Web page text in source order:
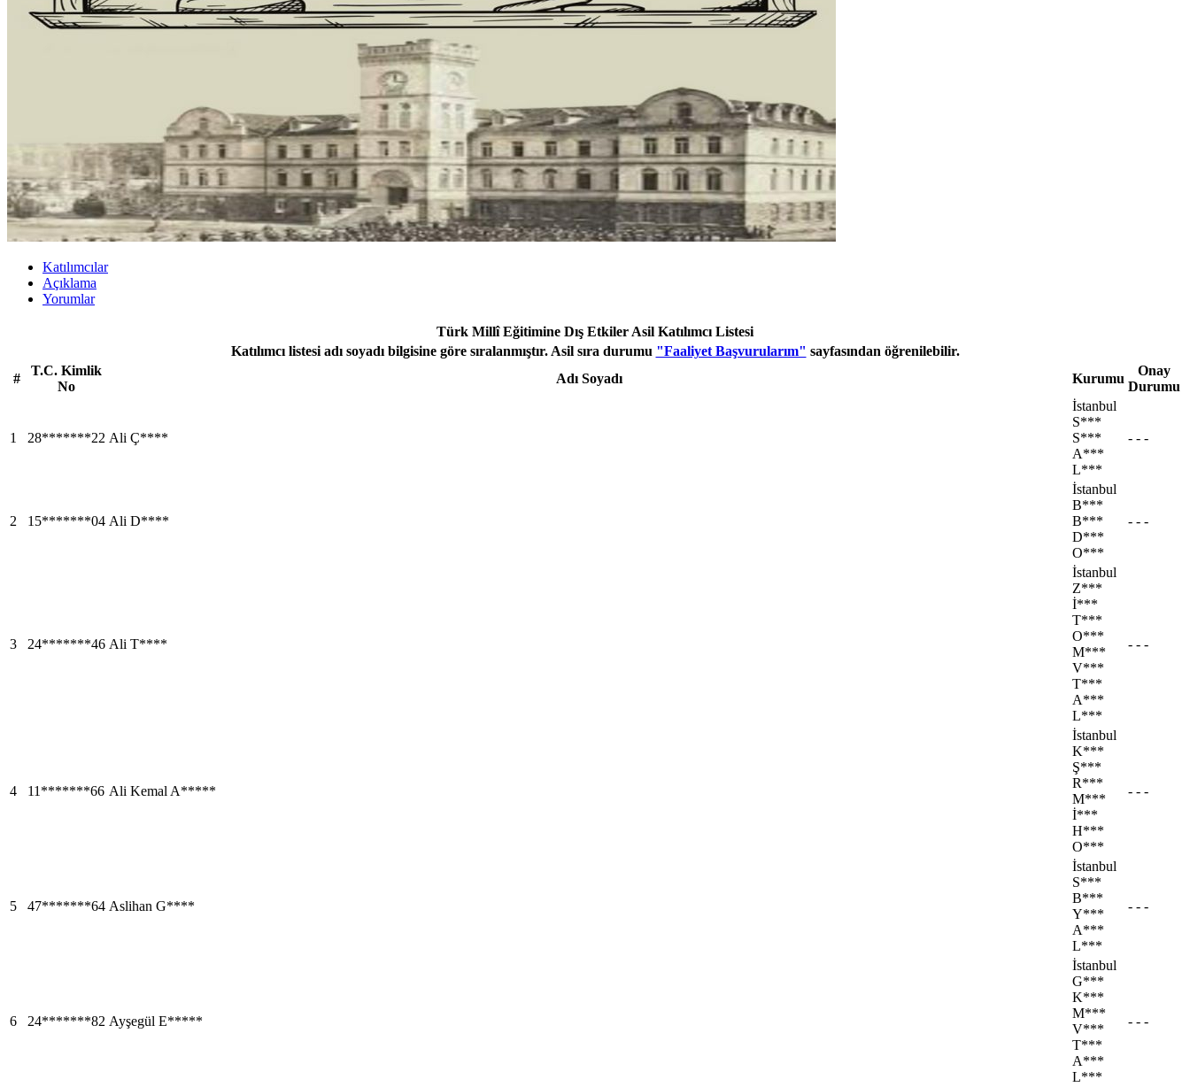
Katılımcılar
Açıklama
Yorumlar
Türk Millî Eğitimine Dış Etkiler Asil Katılımcı Listesi
Katılımcı listesi adı soyadı bilgisine göre sıralanmıştır. Asil sıra durumu "Faaliyet Başvurularım" sayfasından öğrenilebilir.
#
T.C. Kimlik
No
Adı Soyadı Kurumu
Onay
Durumu
1 28*******22 Ali Ç****
İstanbul
S***
S***
A***
L***
- - -
2 15*******04 Ali D****
İstanbul
B***
B***
D***
O***
- - -
3 24*******46 Ali T****
İstanbul
Z***
İ***
T***
O***
M***
V***
T***
A***
L***
- - -
4 11*******66 Ali Kemal A*****
İstanbul
K***
Ş***
R***
M***
İ***
H***
O***
- - -
5 47*******64 Aslihan G****
İstanbul
S***
B***
Y***
A***
L***
- - -
6 24*******82 Ayşegül E*****
İstanbul
G***
K***
M***
V***
T***
A***
L***
- - -